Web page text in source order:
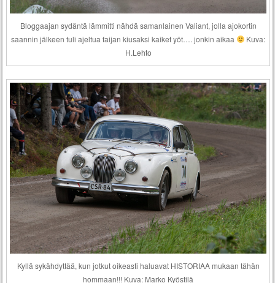
Bloggaajan sydäntä lämmitti nähdä samanlainen Valiant, jolla ajokortin
saannin jälkeen tuli ajeltua faijan kiusaksi kaiket yöt…. jonkin aikaa
Kuva:
H.Lehto
Kyllä sykähdyttää, kun jotkut oikeasti haluavat HISTORIAA mukaan tähän
hommaan!!! Kuva: Marko Kyöstilä